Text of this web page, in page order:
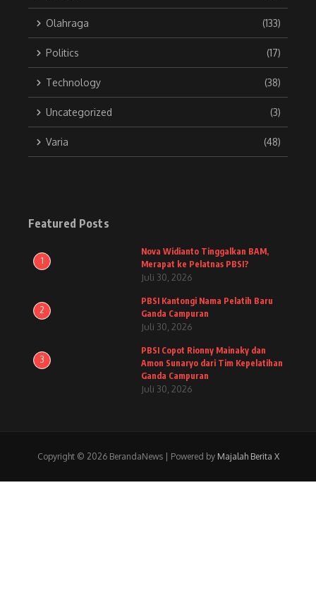
Olahraga (133)
Politics (17)
Technology (38)
Uncategorized (3)
Varia (48)
Featured Posts
1
Nova Widianto Tinggalkan BAM,
Merapat ke Pelatnas PBSI?
Juli 30, 2026
2
PBSI Kantongi Nama Pelatih Baru
Ganda Campuran
Juli 30, 2026
3
PBSI Copot Rionny Mainaky dan
Amon Sunaryo dari Tim Kepelatihan
Ganda Campuran
Juli 30, 2026
Copyright © 2026 BerandaNews | Powered by Majalah Berita X